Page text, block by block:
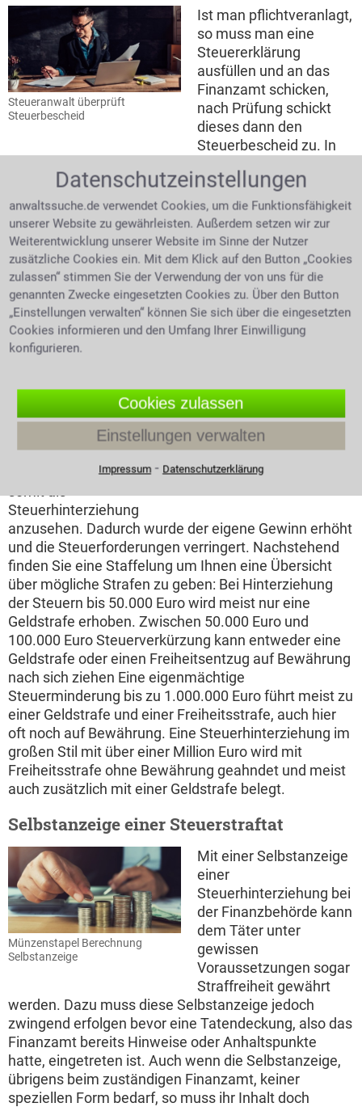
Steueranwalt überprüft
Steuerbescheid
Ist man pflichtveranlagt,
so muss man eine
Steuererklärung
ausfüllen und an das
Finanzamt schicken,
nach Prüfung schickt
dieses dann den
Steuerbescheid zu. In
oder zu wenig entrichtete Steuer mit der erfreulichen
Nachricht der Rückerstattung oder der Aufforderung
zu wenig geleistete Steuer nachzuzahlen. Die
Rechtsmittel, die man gegen einen fraglichen
Steuerbescheid hat, sind als erster Schritt der
Einspruch und als zweiter Schritt die Klage. Um das
Steuerrecht in seiner Gänze zu verstehen, bedarf es
Fachwissen. Wenden Sie sich daher an einen Anwalt,
wenn der Fiskus Ihre Rechte missachtet.
Liegt ein Widerspruch
zwischen Wirklichkeit
und den Angaben einer
Steuererklärung so ist
diese unrichtig und
Steuerhinterziehung
anzusehen. Dadurch wurde der eigene Gewinn erhöht
und die Steuerforderungen verringert. Nachstehend
finden Sie eine Staffelung um Ihnen eine Übersicht
über mögliche Strafen zu geben: Bei Hinterziehung
der Steuern bis 50.000 Euro wird meist nur eine
Geldstrafe erhoben. Zwischen 50.000 Euro und
100.000 Euro Steuerverkürzung kann entweder eine
Geldstrafe oder einen Freiheitsentzug auf Bewährung
nach sich ziehen Eine eigenmächtige
Steuerminderung bis zu 1.000.000 Euro führt meist zu
einer Geldstrafe und einer Freiheitsstrafe, auch hier
oft noch auf Bewährung. Eine Steuerhinterziehung im
großen Stil mit über einer Million Euro wird mit
Freiheitsstrafe ohne Bewährung geahndet und meist
auch zusätzlich mit einer Geldstrafe belegt.
Selbstanzeige einer Steuerstraftat
Münzenstapel Berechnung
Selbstanzeige
Mit einer Selbstanzeige
einer
Steuerhinterziehung bei
der Finanzbehörde kann
dem Täter unter
gewissen
Voraussetzungen sogar
Straffreiheit gewährt
werden. Dazu muss diese Selbstanzeige jedoch
zwingend erfolgen bevor eine Tatendeckung, also das
Finanzamt bereits Hinweise oder Anhaltspunkte
hatte, eingetreten ist. Auch wenn die Selbstanzeige,
übrigens beim zuständigen Finanzamt, keiner
speziellen Form bedarf, so muss ihr Inhalt doch
Datenschutzeinstellungen
anwaltssuche.de verwendet Cookies, um die Funktionsfähigkeit
unserer Website zu gewährleisten. Außerdem setzen wir zur
Weiterentwicklung unserer Website im Sinne der Nutzer
zusätzliche Cookies ein. Mit dem Klick auf den Button „Cookies
zulassen“ stimmen Sie der Verwendung der von uns für die
genannten Zwecke eingesetzten Cookies zu. Über den Button
„Einstellungen verwalten“ können Sie sich über die eingesetzten
Cookies informieren und den Umfang Ihrer Einwilligung
konfigurieren.
Cookies zulassen
Einstellungen verwalten
Impressum⁃ Datenschutzerklärung